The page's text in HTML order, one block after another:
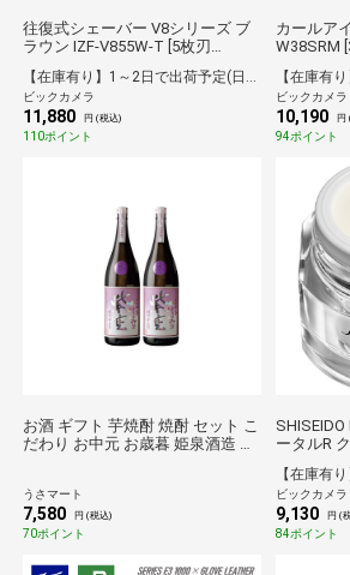
往復式シェーバー V8シリーズ ブ
ラウン IZF-V855W-T [5枚刃
【在庫有り】1～2日で出荷予定(日付指定可)
ビックカメラ
11,880 円 (税込)
110ポイント
カールア
W38SRM
ビックカメラ
10,190 円
94ポイント
お酒 ギフト 芋焼酎 焼酎 セット こ
だわり お中元 お歳暮 姫泉酒造 芋
うさマート
7,580 円 (税込)
70ポイント
ータルR
ビックカメラ
9,130 円 (
84ポイント